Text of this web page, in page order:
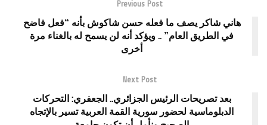
Previous Post
هاني شاكر يصف ما فعله حسن شاكوش بأنه “فعل فاضح
في الطريق العام” .. ويؤكد أنه لن يسمح له بالغناء مرة
أخرى
Next Post
بعد تصريحات الرئيس الجزائري.. الجعفري: التحركات
الدبلوماسية لحضور سورية القمة العربية تسير بالإتجاه